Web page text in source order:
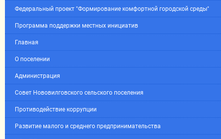
Федеральный проект "Формирование комфортной городской среды"
Программа поддержки местных инициатив
Главная
О поселении
Администрация
Совет Нововилговского сельского поселения
Противодействие коррупции
Развитие малого и среднего предпринимательства